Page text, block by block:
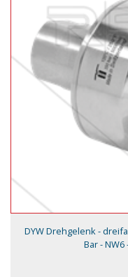
DYW Drehgelenk -
Bar - NW6